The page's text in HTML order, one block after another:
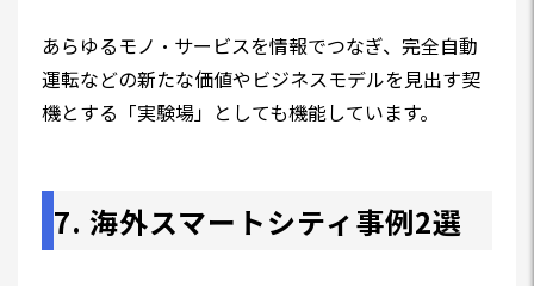
あらゆるモノ・サービスを情報でつなぎ、完全自動
運転などの新たな価値やビジネスモデルを見出す契
機とする「実験場」としても機能しています。
7. 海外スマートシティ事例2選